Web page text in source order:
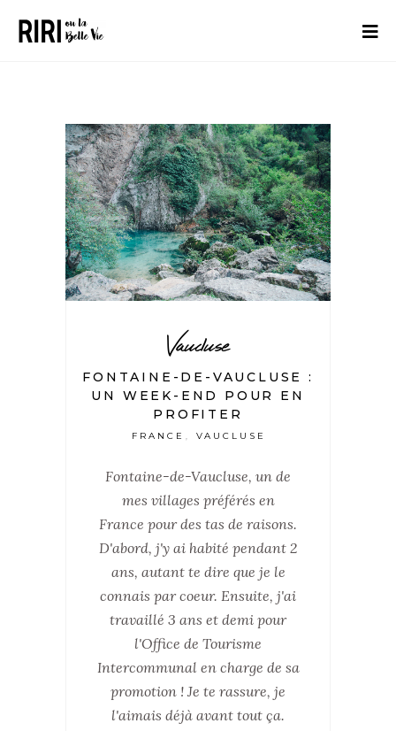
Vaucluse
FONTAINE-DE-VAUCLUSE :
UN WEEK-END POUR EN
PROFITER
FRANCE VAUCLUSE
Fontaine-de-Vaucluse, un de
mes villages préférés en
France pour des tas de raisons.
D'abord, j'y ai habité pendant 2
ans, autant te dire que je le
connais par coeur. Ensuite, j'ai
travaillé 3 ans et demi pour
l'Office de Tourisme
Intercommunal en charge de sa
promotion ! Je te rassure, je
l'aimais déjà avant tout ça.